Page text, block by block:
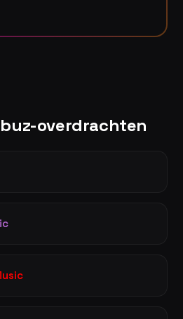
overdrachten